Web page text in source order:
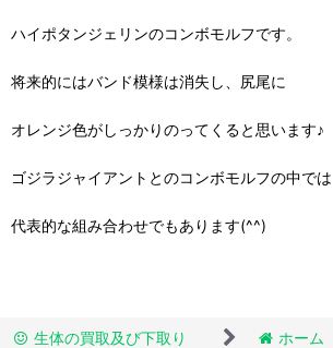
ハイポタンジェリンのコンボモルフです。
将来的にはバンド模様は消失し、尻尾に
オレンジ色がしっかりのってくると思います♪
ゴジラジャイアントとのコンボモルフの中では
代表的な組み合わせでもあります(^^)
生体の買取及び下取り ホーム